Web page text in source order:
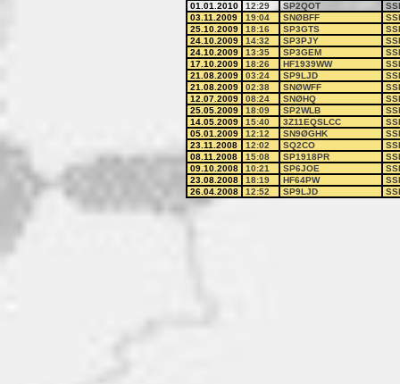
01.01.2010
12:29 SP2QOT
03.11.2009
19:04 SNØBFF
25.10.2009
18:16 SP3GTS
24.10.2009
14:32 SP3PJY
24.10.2009
13:35 SP3GEM
17.10.2009
18:26 HF1939WW
21.08.2009
03:24 SP9LJD
21.08.2009
02:38 SNØWFF
12.07.2009
08:24 SNØHQ
25.05.2009
18:09 SP2WLB
14.05.2009
15:40 3Z11EQSLCC
05.01.2009
12:12 SN9ØGHK
23.11.2008
12:02 SQ2CO
08.11.2008
15:08 SP1918PR
09.10.2008
10:21 SP6JOE
23.08.2008
18:19 HF64PW
26.04.2008
12:52 SP9LJD